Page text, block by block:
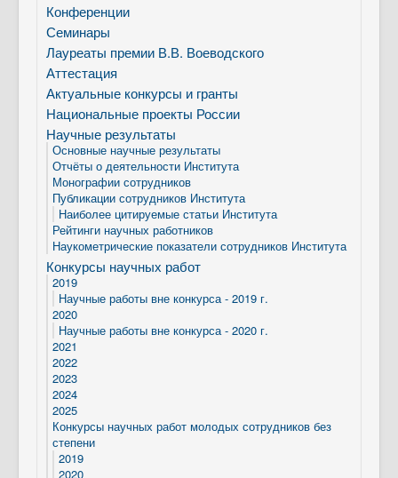
Конференции
Семинары
Лауреаты премии В.В. Воеводского
Аттестация
Актуальные конкурсы и гранты
Национальные проекты России
Научные результаты
Основные научные результаты
Отчёты о деятельности Института
Монографии сотрудников
Публикации сотрудников Института
Наиболее цитируемые статьи Института
Рейтинги научных работников
Наукометрические показатели сотрудников Института
Конкурсы научных работ
2019
Научные работы вне конкурса - 2019 г.
2020
Научные работы вне конкурса - 2020 г.
2021
2022
2023
2024
2025
Конкурсы научных работ молодых сотрудников без
степени
2019
2020